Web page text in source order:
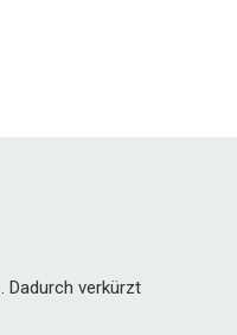
Dadurch verkürzt